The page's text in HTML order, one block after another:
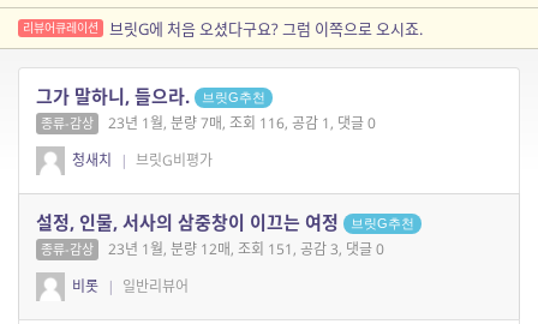
리뷰어큐레이션 브릿G에 처음 오셨다구요? 그럼 이쪽으로 오시죠.
그가 말하니, 들으라. 브릿G추천
종류-감상
23년 1월, 분량 7매, 조회 116, 공감 1, 댓글 0
청새치
| 브릿G비평가
설정, 인물, 서사의 삼중창이 이끄는 여정 브릿G추천
종류-감상
23년 1월, 분량 12매, 조회 151, 공감 3, 댓글 0
비롯 | 일반리뷰어